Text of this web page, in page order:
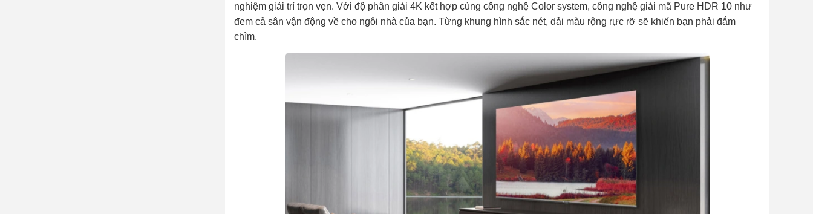
nghiệm giải trí trọn vẹn. Với độ phân giải 4K kết hợp cùng công nghệ Color system, công nghệ giải mã Pure HDR 10 như
đem cả sân vận động về cho ngôi nhà của bạn. Từng khung hình sắc nét, dải màu rộng rực rỡ sẽ khiến bạn phải đắm
chìm.